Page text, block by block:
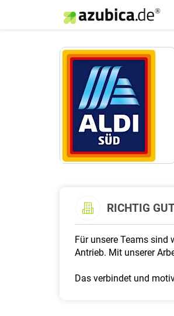
RICHTIG
Für unsere Teams sind
Antrieb. Mit unserer
Das verbindet und